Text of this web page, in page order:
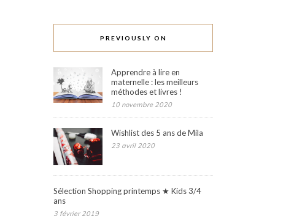
PREVIOUSLY ON
Apprendre à lire en
maternelle : les meilleurs
méthodes et livres !
10 novembre 2020
Wishlist des 5 ans de Mila
23 avril 2020
Sélection Shopping printemps ★ Kids 3/4
ans
3 février 2019